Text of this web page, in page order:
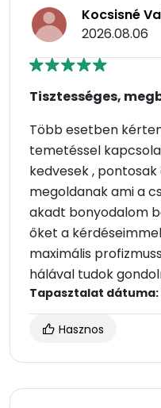
Kocsisné
2026.08.06
Tisztességes,
Több esetben
temetéssel
kedvesek ,
megoldanak ami a
akadt bonyodalom
őket a
maximális
hálával tudok
Tapasztalat dátuma:
Hasznos